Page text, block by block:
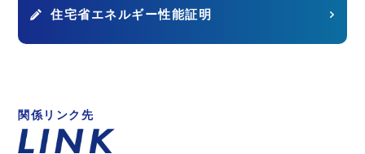
住宅省エネルギー性能証明
関係リンク先